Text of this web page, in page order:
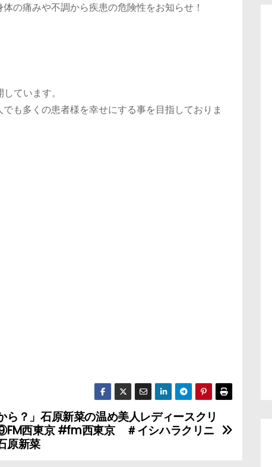
の痛みや不調から疾患の危険性をお知らせ！
ています。
も多くの患者様を幸せにする事を目指しておりま
ら？」石原新菜の温め美人レディースクリ
西東京 #fm西東京 ＃イシハラクリニ
原新菜